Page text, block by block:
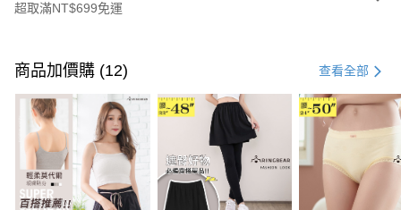
超取滿NT$699免運
信用卡一次付款
超商取貨付款
LINE Pay
Apple Pay
街口支付
商品加價購 (12) 查看全部